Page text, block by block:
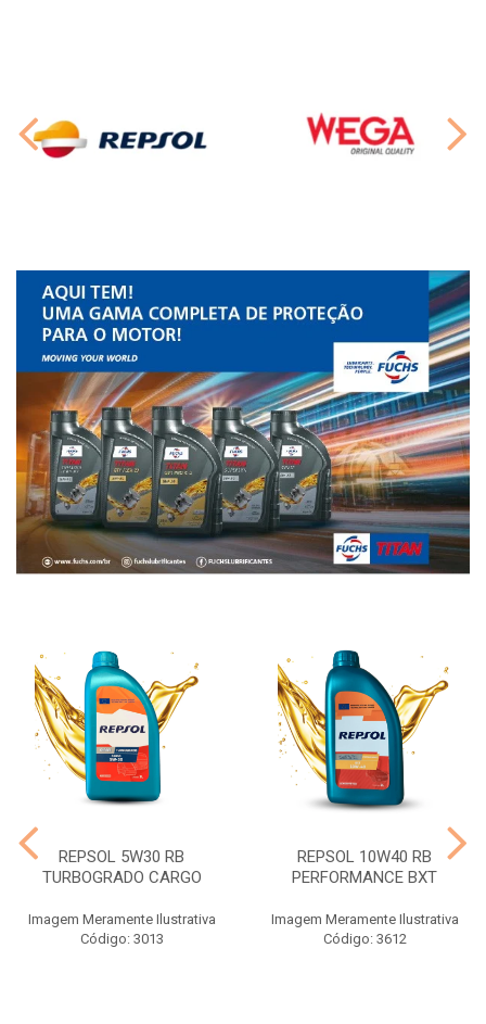
REPSOL 5W30 RB
TURBOGRADO CARGO
Imagem Meramente Ilustrativa
Código: 3013
REPSOL 10W40 RB
PERFORMANCE BXT
Imagem Meramente Ilustrativa
Código: 3612